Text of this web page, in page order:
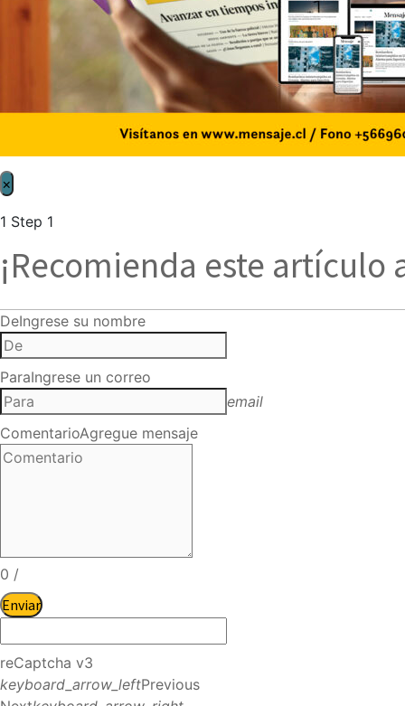
×
1 Step 1
¡Recomienda este artículo
DeIngrese su nombre
ParaIngrese un correo
email
ComentarioAgregue mensaje
0 /
Enviar
reCaptcha v3
keyboard_arrow_leftPrevious